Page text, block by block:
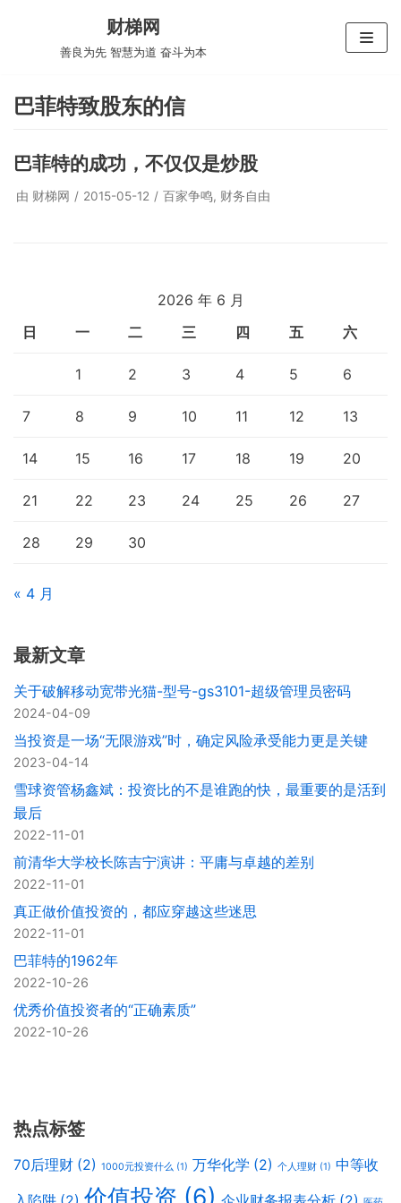
财梯网
善良为先 智慧为道 奋斗为本
巴菲特致股东的信
巴菲特的成功，不仅仅是炒股
由 财梯网 2015-05-12 百家争鸣, 财务自由
2026 年 6 月
日
一 二 三 四 五 六
1 2 3 4 5 6
7 8 9 10 11 12 13
14 15 16 17 18 19 20
21 22 23 24 25 26 27
28 29 30
« 4 月
最新文章
关于破解移动宽带光猫-型号-gs3101-超级管理员密码
2024-04-09
当投资是一场“无限游戏”时，确定风险承受能力更是关键
2023-04-14
雪球资管杨鑫斌：投资比的不是谁跑的快，最重要的是活到
最后
2022-11-01
前清华大学校长陈吉宁演讲：平庸与卓越的差别
2022-11-01
真正做价值投资的，都应穿越这些迷思
2022-11-01
巴菲特的1962年
2022-10-26
优秀价值投资者的“正确素质”
2022-10-26
热点标签
70后理财 (2) 1000元投资什么 (1) 万华化学 (2) 个人理财 (1) 中等收
价值投资 (6)